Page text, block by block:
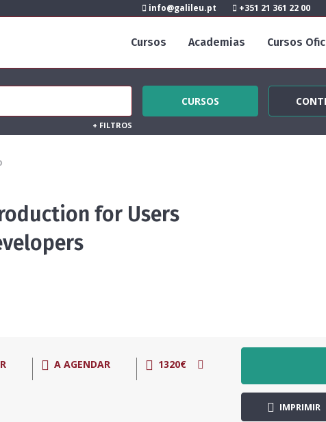
info@galileu.pt +351 21 361 22 00
Cursos Academias Cursos
CURSOS
+ FILTROS
for Users
A AGENDAR 1320€
IMPRIMIR